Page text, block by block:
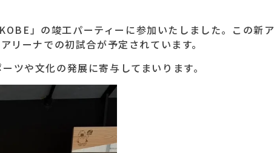
」の竣工パーティーに参加いたしました。この新
ーナでの初試合が予定されています。
ツや文化の発展に寄与してまいります。